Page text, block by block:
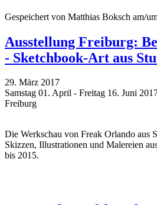
Gespeichert von Matthias Boksch am/
Ausstellung Freiburg:
- Sketchbook-Art aus
29. März 2017
Samstag 01. April - Freitag 16. Juni
Freiburg
Die Werkschau von Freak Orlando aus
Skizzen, Illustrationen und Malereien
bis 2015.